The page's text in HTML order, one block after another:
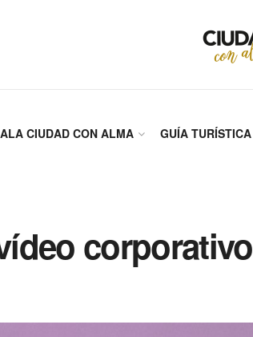
CIUDAD CON ALMA GUÍA TURÍSTICA
corporativo